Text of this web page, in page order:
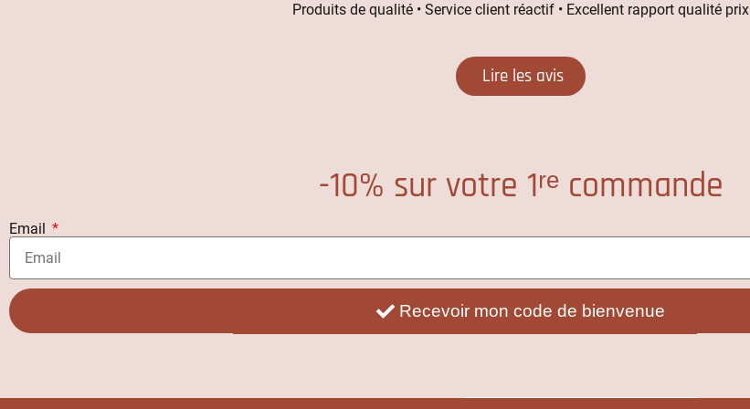
Produits de qualité • Service client réactif • Excellent rapport qualité prix
Lire les avis
-10% sur votre 1ʳᵉ commande
Email
Recevoir mon code de bienvenue